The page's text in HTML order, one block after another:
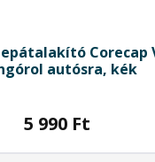
Corecap
autósra, kék
5 990 Ft